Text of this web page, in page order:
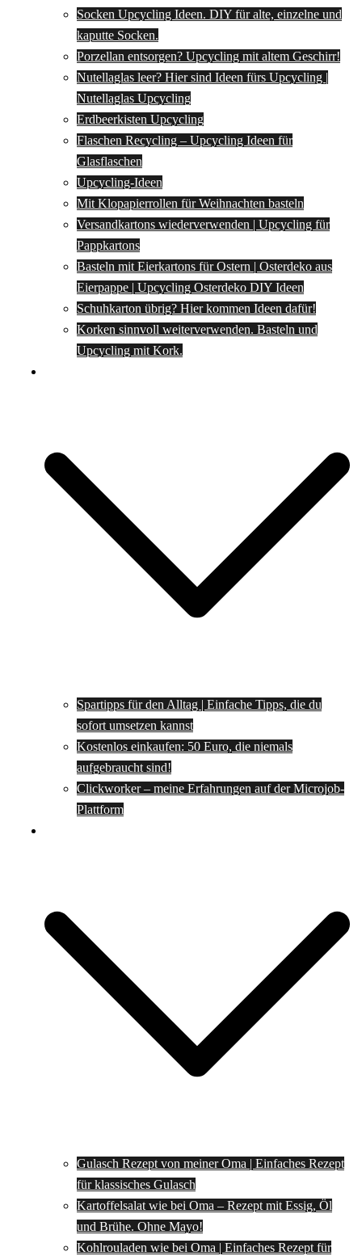
Socken Upcycling Ideen. DIY für alte, einzelne und
kaputte Socken.
Porzellan entsorgen? Upcycling mit altem Geschirr!
Nutellaglas leer? Hier sind Ideen fürs Upcycling |
Nutellaglas Upcycling
Erdbeerkisten Upcycling
Flaschen Recycling – Upcycling Ideen für
Glasflaschen
Upcycling-Ideen
Mit Klopapierrollen für Weihnachten basteln
Versandkartons wiederverwenden | Upcycling für
Pappkartons
Basteln mit Eierkartons für Ostern | Osterdeko aus
Eierpappe | Upcycling Osterdeko DIY Ideen
Schuhkarton übrig? Hier kommen Ideen dafür!
Korken sinnvoll weiterverwenden. Basteln und
Upcycling mit Kork.
Spartipps für den Alltag | Einfache Tipps, die du
sofort umsetzen kannst
Kostenlos einkaufen: 50 Euro, die niemals
aufgebraucht sind!
Clickworker – meine Erfahrungen auf der Microjob-
Plattform
Gulasch Rezept von meiner Oma | Einfaches Rezept
für klassisches Gulasch
Kartoffelsalat wie bei Oma – Rezept mit Essig, Öl
und Brühe. Ohne Mayo!
Kohlrouladen wie bei Oma | Einfaches Rezept für